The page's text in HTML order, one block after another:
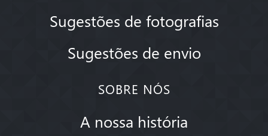
Sugestões de fotografias
Sugestões de envio
SOBRE NÓS
A nossa história